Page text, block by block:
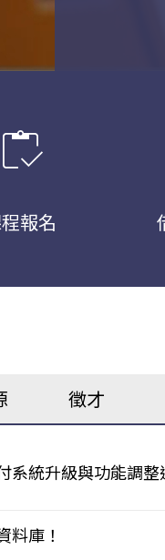
inventory
報名
徵才
系統升級與功能調整
料庫！